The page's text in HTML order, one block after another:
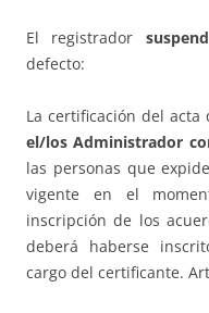
El registrador
defecto:
La certificación del acta
el/los Administrador
las personas que
vigente en el
inscripción de los
deberá haberse
cargo del certificante.